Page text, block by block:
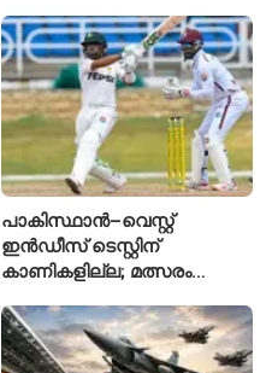
സ്വീകരിക്കില്ല
പാകിസ്ഥാൻ–വെസ്റ്റ്
ഇൻഡീസ് ടെസ്റ്റിന്
കാണികളില്ല; മത്സരം
പരിഹാസവിഷയം